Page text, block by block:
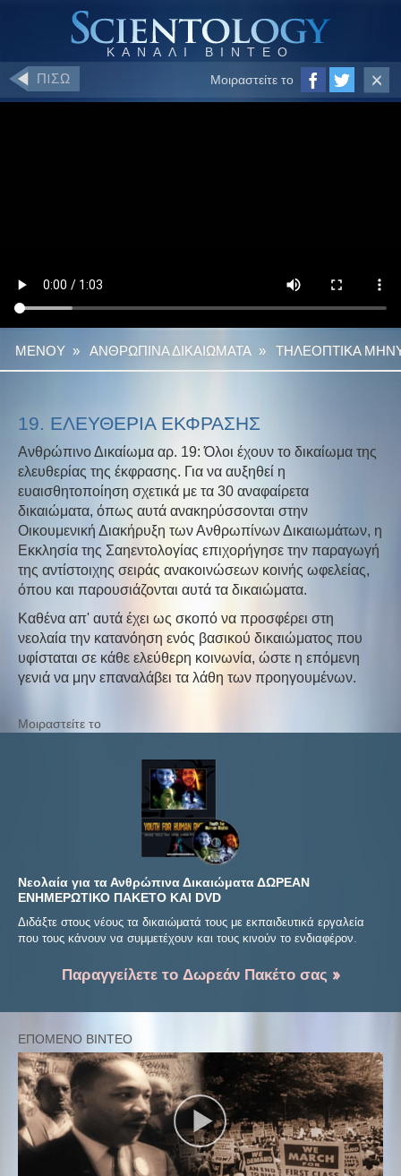
ΠIΣΩ Μοιραστείτε το
ΜΕΝΟΥ » ΑΝΘΡΩΠΙΝΑ ΔΙΚΑΙΩΜΑΤΑ » ΤΗΛΕΟΠΤΙΚΑ
19. ΕΛΕΥΘΕΡΙΑ ΕΚΦΡΑΣΗΣ
Ανθρώπινο Δικαίωμα αρ. 19: Όλοι έχουν το δικαίωμα της
ελευθερίας της έκφρασης. Για να αυξηθεί η
ευαισθητοποίηση σχετικά με τα 30 αναφαίρετα
δικαιώματα, όπως αυτά ανακηρύσσονται στην
Οικουμενική Διακήρυξη των Ανθρωπίνων Δικαιωμάτων, η
Εκκλησία της Σαηεντολογίας επιχορήγησε την παραγωγή
της αντίστοιχης σειράς ανακοινώσεων κοινής ωφελείας,
όπου και παρουσιάζονται αυτά τα δικαιώματα.
Καθένα απ' αυτά έχει ως σκοπό να προσφέρει στη
νεολαία την κατανόηση ενός βασικού δικαιώματος που
υφίσταται σε κάθε ελεύθερη κοινωνία, ώστε η επόμενη
γενιά να μην επαναλάβει τα λάθη των προηγουμένων.
Μοιραστείτε το
Νεολαία για τα Ανθρώπινα Δικαιώματα ΔΩΡΕΑΝ
ΕΝΗΜΕΡΩΤΙΚΟ ΠΑΚΕΤΟ ΚΑΙ DVD
Διδάξτε στους νέους τα δικαιώματά τους με εκπαιδευτικά εργαλεία
που τους κάνουν να συμμετέχουν και τους κινούν το ενδιαφέρον.
Παραγγείλετε το Δωρεάν Πακέτο σας »